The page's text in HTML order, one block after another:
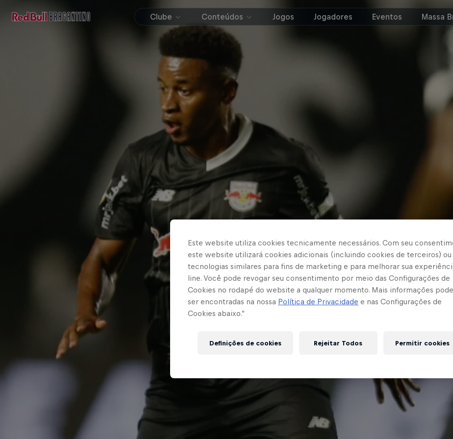
Clube Conteúdos Jogos Jogadores Eventos Massa
Este website utiliza cookies tecnicamente necessários. Com seu
este website utilizará cookies adicionais (incluindo cookies de terceiros) ou
tecnologias similares para fins de marketing e para melhorar sua
line. Você pode revogar seu consentimento por meio das Configurações de
Cookies no rodapé do website a qualquer momento. Mais informações
ser encontradas na nossa Política de Privacidade e nas Configurações de
Cookies abaixo.”
Definições de cookies Rejeitar Todos Permitir cookies